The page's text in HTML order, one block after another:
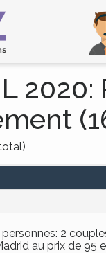
personnes: 2
au prix de 95